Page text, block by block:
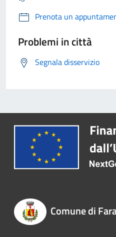
Prenota un
Problemi in città
Segnala disservizio
Comune di